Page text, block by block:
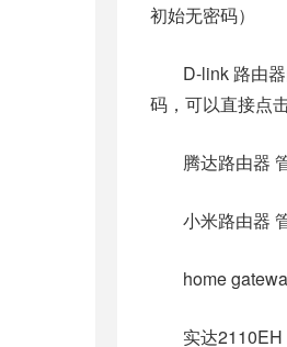
初始无密码）
D-link 路由
码，可以直接点
腾达路由器
小米路由器
home
实达